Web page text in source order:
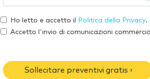
m
e
e
-
i
l
t
u
e
l
Ho letto e accetto il Politica della Privacy.
Accetto l'invio di comunicazioni
Sollecitare preventivi gratis ›